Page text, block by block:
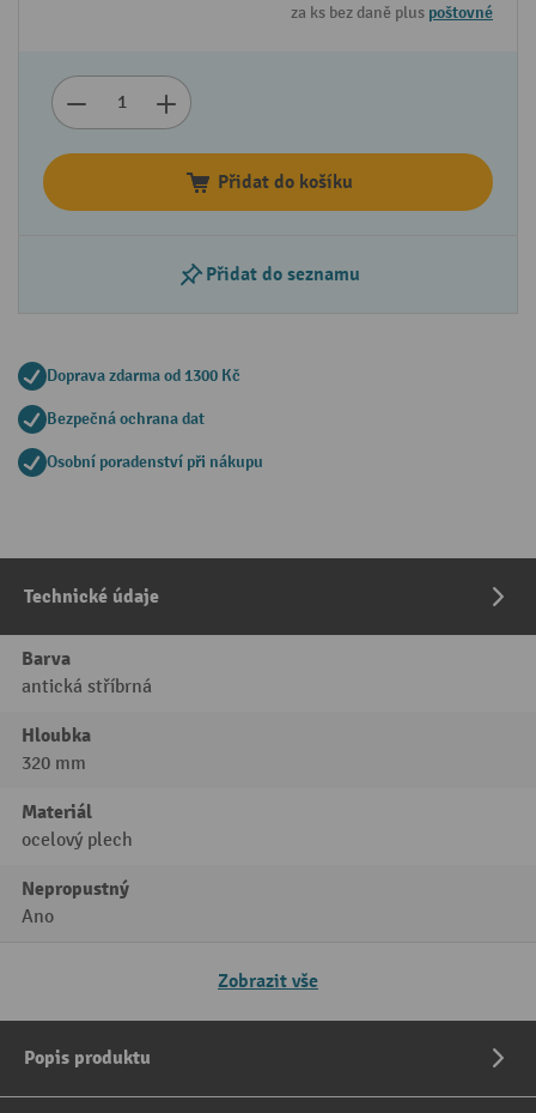
za ks bez daně plus poštovné
Přidat do košíku
Přidat do seznamu
Doprava zdarma od 1300 Kč
Bezpečná ochrana dat
Osobní poradenství při nákupu
Technické údaje
Barva
antická stříbrná
Hloubka
320 mm
Materiál
ocelový plech
Nepropustný
Ano
Zobrazit vše
Popis produktu